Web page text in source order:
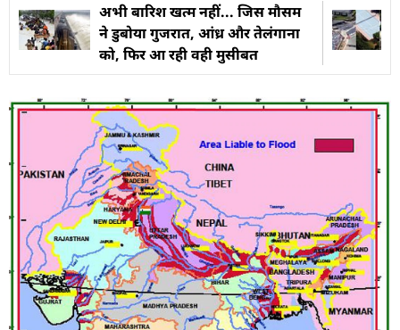
अभी बारिश खत्म नहीं... जिस मौसम
ने डुबोया गुजरात, आंध्र और तेलंगाना
को, फिर आ रही वही मुसीबत